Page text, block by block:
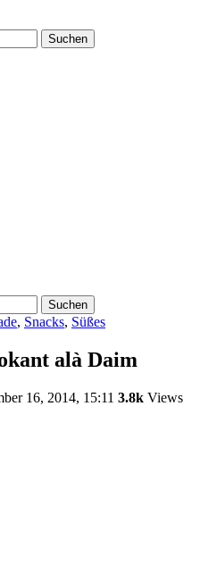
Suchen
Suchen
, Snacks, Süßes
alà Daim
16, 2014, 15:11 3.8k Views